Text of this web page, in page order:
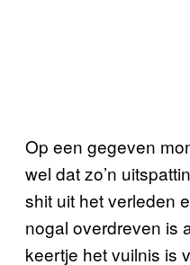
Op een gegeven
wel dat zo’n
shit uit het verleden
nogal overdreven is
keertje het vuilnis is